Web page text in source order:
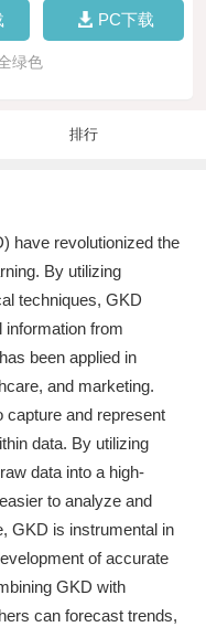
PC下载
绿色
排行
have revolutionized the
By utilizing
techniques, GKD
information from
been applied in
and marketing.
capture and represent
data. By utilizing
data into a high-
to analyze and
GKD is instrumental in
of accurate
GKD with
can forecast trends,